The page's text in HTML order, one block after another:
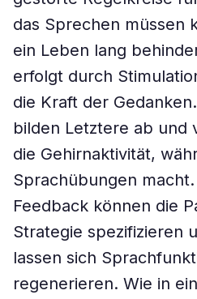
das Sprechen müssen
ein Leben lang
erfolgt durch
die Kraft der
bilden Letztere ab und
die Gehirnaktivität,
Sprachübungen
Feedback können die
Strategie spezifizieren
lassen sich
regenerieren. Wie in